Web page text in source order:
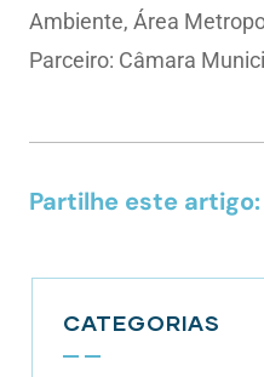
Ambiente, Área
Parceiro: Câmara
Partilhe este artigo:
CATEGORIAS